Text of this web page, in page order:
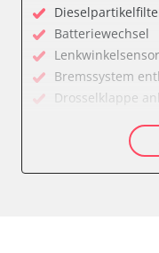
Differentialsperre
Einparkhilfe
Einparkhilfe
Fernlichtassistent
Feststellbremse
Batteriewechsel
Bremssystem
Drosselklappe
Kraftstofftank